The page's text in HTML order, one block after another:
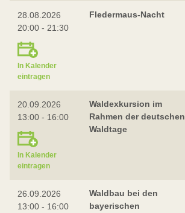
28.08.2026
20:00 - 21:30
In Kalender
eintragen
Fledermaus-Nacht
20.09.2026
13:00 - 16:00
In Kalender
eintragen
Waldexkursion im
Rahmen der deutschen
Waldtage
26.09.2026
13:00 - 16:00
Waldbau bei den
bayerischen